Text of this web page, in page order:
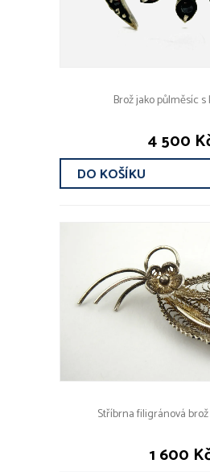
Brož jako půlměsíc
4 500
DO KOŠÍKU
Stříbrna filigránová brož
1 600